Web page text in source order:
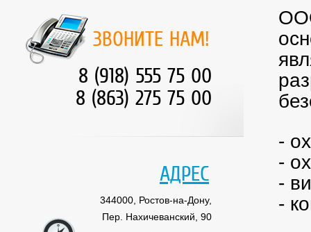
ЗВОНИТЕ НАМ!
8 (918) 555 75 00
8 (863) 275 75 00
АДРЕС
344000, Ростов-на-Дону,
Пер. Нахичеванский, 90
-
-
-
-